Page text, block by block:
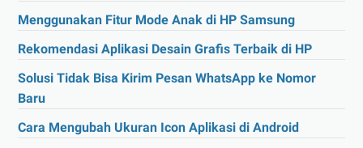
Menggunakan Fitur Mode Anak di HP Samsung
Rekomendasi Aplikasi Desain Grafis Terbaik di HP
Solusi Tidak Bisa Kirim Pesan WhatsApp ke Nomor
Baru
Cara Mengubah Ukuran Icon Aplikasi di Android